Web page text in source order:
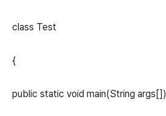
class Test
{
public static void main(String args[])